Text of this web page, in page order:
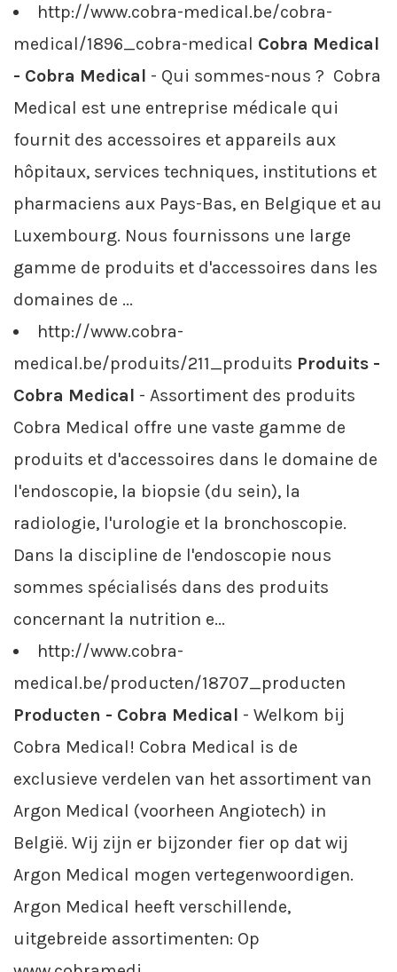
http://www.cobra-medical.be/cobra-
medical/1896_cobra-medical Cobra Medical
- Cobra Medical - Qui sommes-nous ? Cobra
Medical est une entreprise médicale qui
fournit des accessoires et appareils aux
hôpitaux, services techniques, institutions et
pharmaciens aux Pays-Bas, en Belgique et au
Luxembourg. Nous fournissons une large
gamme de produits et d'accessoires dans les
domaines de ...
http://www.cobra-
medical.be/produits/211_produits Produits -
Cobra Medical - Assortiment des produits
Cobra Medical offre une vaste gamme de
produits et d'accessoires dans le domaine de
l'endoscopie, la biopsie (du sein), la
radiologie, l'urologie et la bronchoscopie.
Dans la discipline de l'endoscopie nous
sommes spécialisés dans des produits
concernant la nutrition e...
http://www.cobra-
medical.be/producten/18707_producten
Producten - Cobra Medical - Welkom bij
Cobra Medical! Cobra Medical is de
exclusieve verdelen van het assortiment van
Argon Medical (voorheen Angiotech) in
België. Wij zijn er bijzonder fier op dat wij
Argon Medical mogen vertegenwoordigen.
Argon Medical heeft verschillende,
uitgebreide assortimenten: Op